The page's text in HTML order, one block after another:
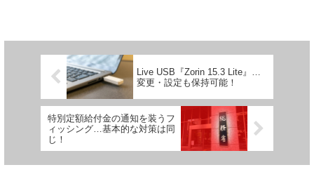
Live USB『Zorin 15.3 Lite』…
変更・設定も保持可能！
特別定額給付金の通知を装うフ
ィッシング…基本的な対策は同
じ！